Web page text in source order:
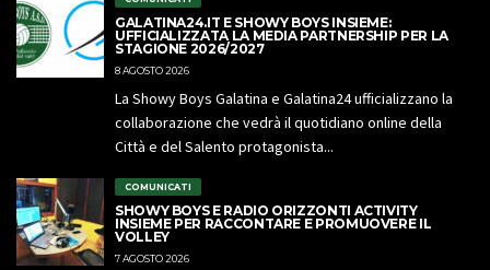
GALATINA24.IT E SHOWY BOYS INSIEME:
UFFICIALIZZATA LA MEDIA PARTNERSHIP PER LA
STAGIONE 2026/2027
8 AGOSTO 2026
La Showy Boys Galatina e Galatina24 ufficializzano la
collaborazione che vedrà il quotidiano online della
Città e del Salento protagonista...
COMUNICATI
SHOWY BOYS E RADIO ORIZZONTI ACTIVITY
INSIEME PER RACCONTARE E PROMUOVERE IL
VOLLEY
7 AGOSTO 2026